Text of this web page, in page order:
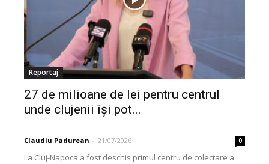
Reportaj
27 de milioane de lei pentru centrul
unde clujenii își pot...
Claudiu Padurean - 21/07/2026 0
La Cluj-Napoca a fost deschis primul centru de colectare a